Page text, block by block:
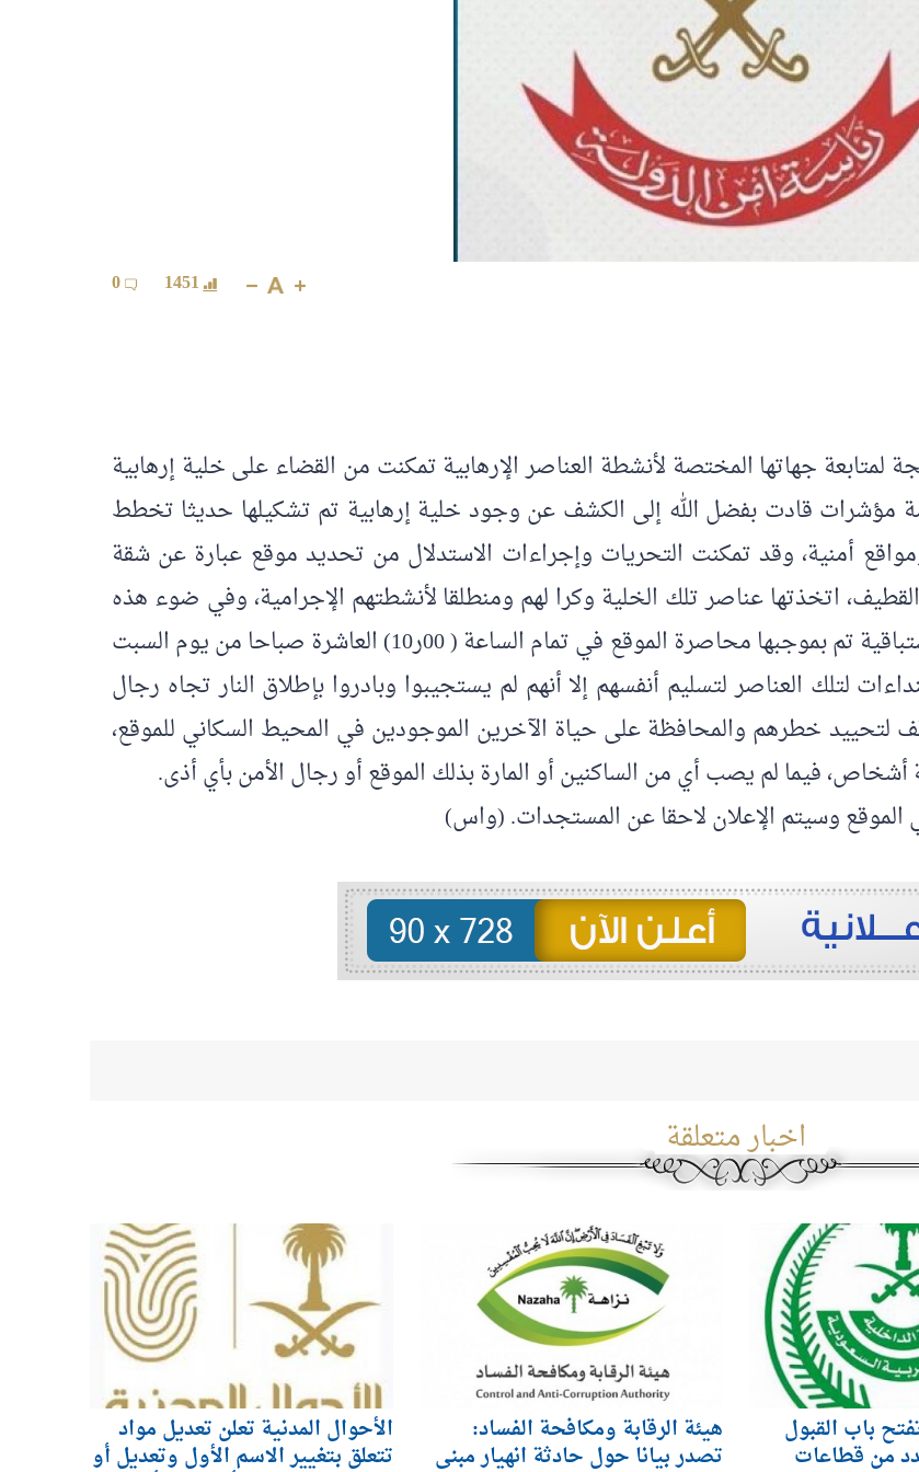
1451
0
لمتابعة جهاتها المختصة لأنشطة العناصر الإرهابية تمكنت من القضاء على خلية إرهابية
مؤشرات قادت بفضل الله إلى الكشف عن وجود خلية إرهابية تم تشكيلها حديثا تخطط
أمنية، وقد تمكنت التحريات وإجراءات الاستدلال من تحديد موقع عبارة عن شقة
اتخذتها عناصر تلك الخلية وكرا لهم ومنطلقا لأنشطتهم الإجرامية، وفي ضوء هذه
المعطيات باشرت الجهات المختصة عملية أمنية استباقية تم بموجبها محاصرة الموقع في تمام الساعة ( 00ر10) العاشرة صباحا من يوم السبت
11 / 5 / 2019م وتوجيه النداءات لتلك العناصر لتسليم أنفسهم إلا أنهم لم يستجيبوا وبادروا بإطلاق النار تجاه رجال
لتحييد خطرهم والمحافظة على حياة الآخرين الموجودين في المحيط السكاني للموقع،
أشخاص، فيما لم يصب أي من الساكنين أو المارة بذلك الموقع أو رجال الأمن بأي أذى.
الموقع وسيتم الإعلان لاحقا عن المستجدات. (واس)
اخبار متعلقة
باب القبول
من قطاعات
هيئة الرقابة ومكافحة الفساد:
تصدر بيانا حول حادثة انهيار مبنى
الأحوال المدنية تعلن تعديل مواد
تتعلق بتغيير الاسم الأول وتعديل أو